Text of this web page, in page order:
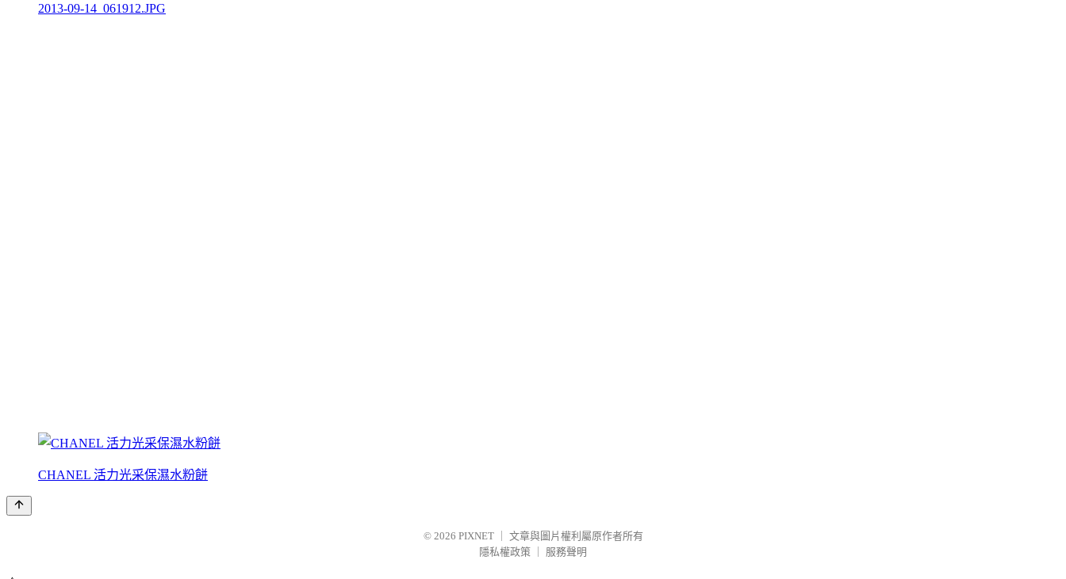
2013-09-14_061912.JPG
CHANEL 活力光采保濕水粉餅
© 2026 PIXNET
文章與圖片權利屬原作者所有
隱私權政策
服務聲明